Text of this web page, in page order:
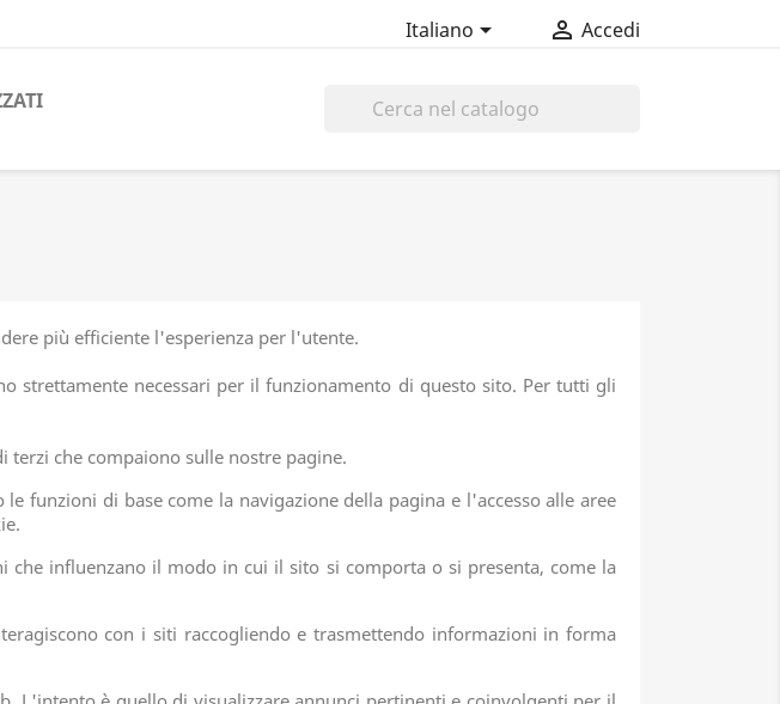
Italiano  Accedi
più efficiente l'esperienza per l'utente.
strettamente necessari per il funzionamento di questo sito. Per tutti gli
terzi che compaiono sulle nostre pagine.
funzioni di base come la navigazione della pagina e l'accesso alle aree
influenzano il modo in cui il sito si comporta o si presenta, come la
con i siti raccogliendo e trasmettendo informazioni in forma